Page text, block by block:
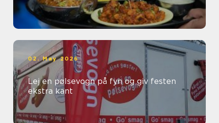
02. May 2026
Lej en pølsevogn på fyn og giv festen
ekstra kant